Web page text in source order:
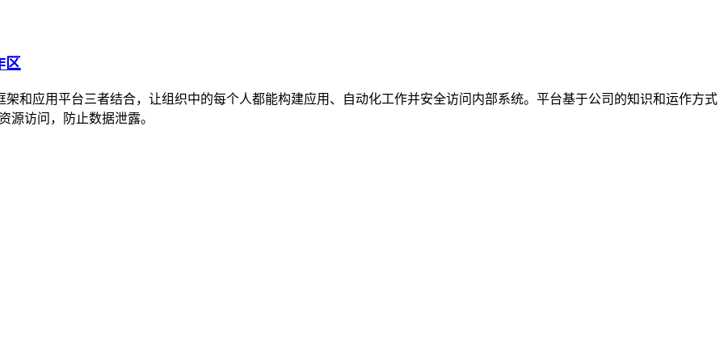
区
架和应用平台三者结合，让组织中的每个人都能构建应用、自动化工作并安全访问内部系统。平台基于公司的知识和运作方式
源访问，防止数据泄露。